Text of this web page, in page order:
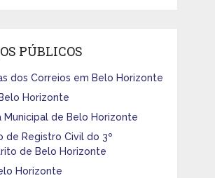
PÚBLICOS
dos Correios em Belo Horizonte
Horizonte
Municipal de Belo Horizonte
de Registro Civil do 3º
de Belo Horizonte
Horizonte